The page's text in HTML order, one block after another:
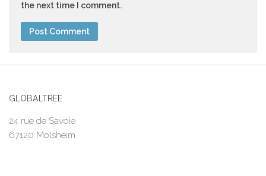
the next time I comment.
GLOBALTREE
24 rue de Savoie
67120 Molsheim